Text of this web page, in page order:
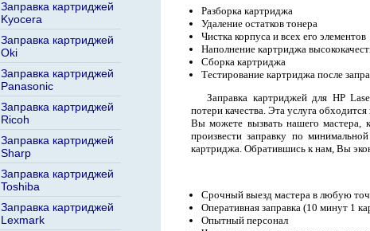
Заправка картриджей
Kyocera
Заправка картриджей
Oki
Заправка картриджей
Panasonic
Заправка картриджей
Ricoh
Заправка картриджей
Sharp
Заправка картриджей
Toshiba
Заправка картриджей
Lexmark
Разборка картриджа
Удаление остатков тонера
Чистка корпуса и всех его элементов
Наполнение картриджа
Сборка картриджа
Тестирование картриджа после
Заправка картриджей для HP
потери качества. Эта услуга
Вы можете вызвать нашего мастера,
произвести заправку по
картриджа. Обратившись к нам, Вы
Срочный выезд мастера в любую
Оперативная заправка (10 минут 1
Опытный персонал